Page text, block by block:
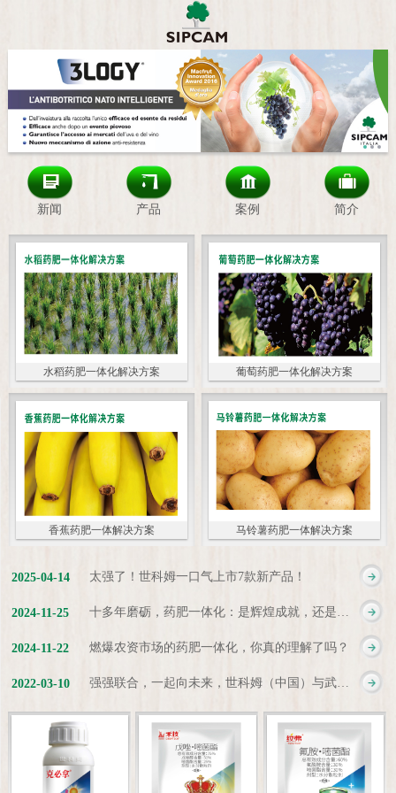
新闻 产品 案例 简介
水稻药肥一体化解决方案 葡萄药肥一体化解决方案
香蕉药肥一体解决方案 马铃薯药肥一体解决方案
太强了！世科姆一口气上市7款新产品！
2025-04-14
十多年磨砺，药肥一体化：是辉煌成就，还是新起点？
2024-11-25
燃爆农资市场的药肥一体化，你真的理解了吗？
2024-11-22
强强联合，一起向未来，世科姆（中国）与武汉科诺达成战略合作协议
2022-03-10